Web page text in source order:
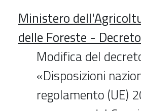
Ministero
delle Foreste -
Modifica del
«Disposizioni
regolamento (UE)